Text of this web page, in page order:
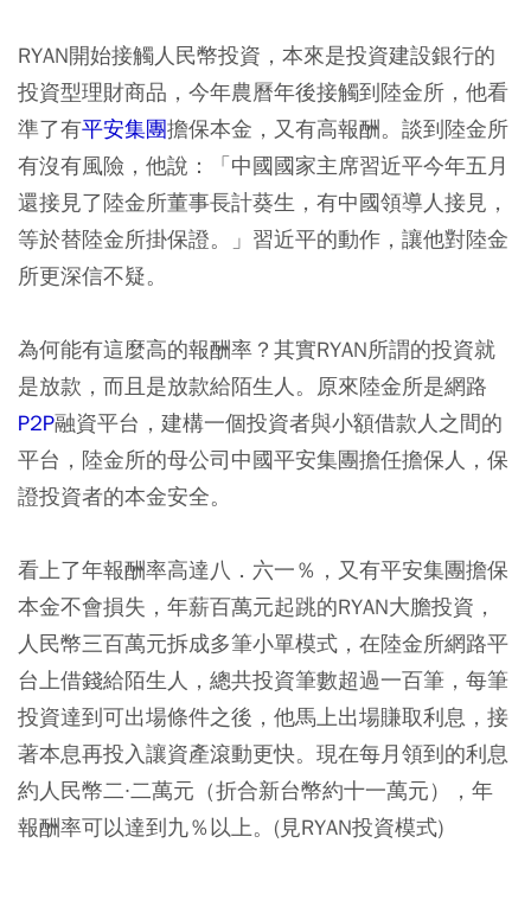
RYAN開始接觸人民幣投資，本來是投資建設銀行的
投資型理財商品，今年農曆年後接觸到陸金所，他看
準了有平安集團擔保本金，又有高報酬。談到陸金所
有沒有風險，他說：「中國國家主席習近平今年五月
還接見了陸金所董事長計葵生，有中國領導人接見，
等於替陸金所掛保證。」習近平的動作，讓他對陸金
所更深信不疑。
為何能有這麼高的報酬率？其實RYAN所謂的投資就
是放款，而且是放款給陌生人。原來陸金所是網路
P2P融資平台，建構一個投資者與小額借款人之間的
平台，陸金所的母公司中國平安集團擔任擔保人，保
證投資者的本金安全。
看上了年報酬率高達八．六一％，又有平安集團擔保
本金不會損失，年薪百萬元起跳的RYAN大膽投資，
人民幣三百萬元拆成多筆小單模式，在陸金所網路平
台上借錢給陌生人，總共投資筆數超過一百筆，每筆
投資達到可出場條件之後，他馬上出場賺取利息，接
著本息再投入讓資產滾動更快。現在每月領到的利息
約人民幣二∙二萬元（折合新台幣約十一萬元），年
報酬率可以達到九％以上。(見RYAN投資模式)